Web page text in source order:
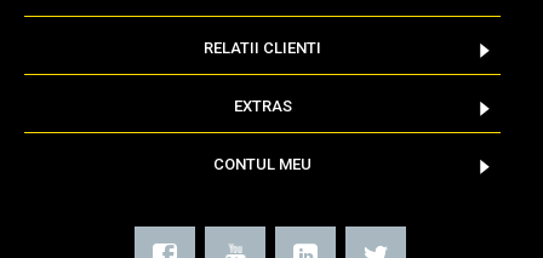
RELATII CLIENTI
EXTRAS
CONTUL MEU